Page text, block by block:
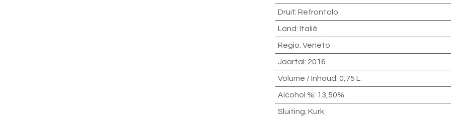
Druif: Refrontolo
Land: Italië
Regio: Veneto
Jaartal : 2016
Volume / Inhoud: 0,75 L
Alcohol %: 13,50%
Sluiting: Kurk